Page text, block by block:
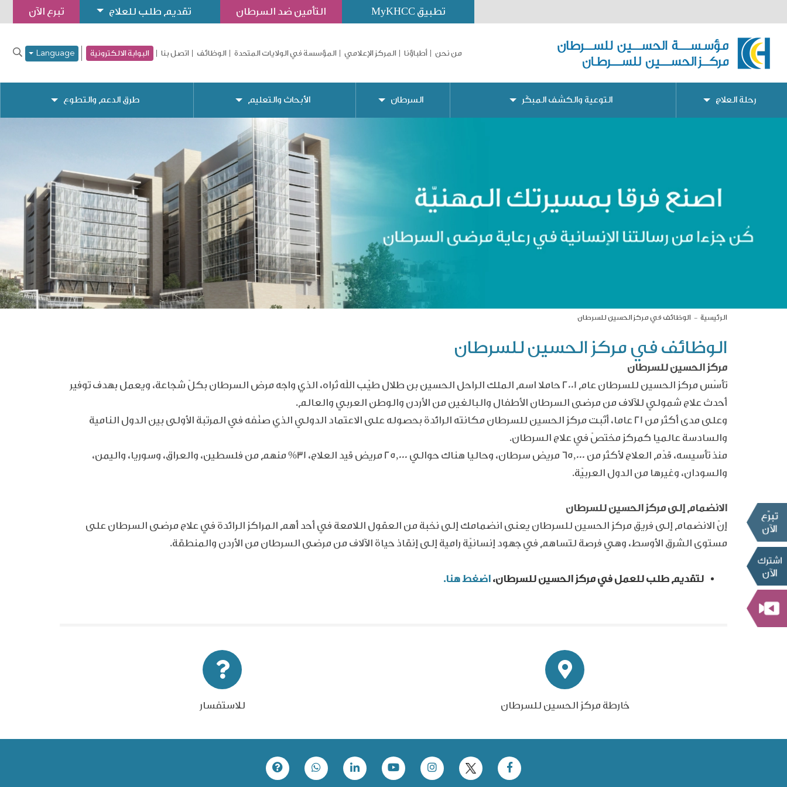
تبرع الآن تقديم طلب للعلاج التأمين ضد السرطان تطبيق MyKHCC
من نحن أطباؤنا المركز الإعلامي المؤسسة في الولايات المتحدة الوظائف اتصل بنا البوابة الالكترونية Language
رحلة العلاج التوعية والكشف المبكّر السرطان الأبحاث والتعليم طرق الدعم والتطوع
الرئيسية الوظائف في مركز الحسين للسرطان
الوظائف في مركز الحسين للسرطان
مركز الحسين للسرطان
تأسّس مركز الحسين للسرطان عام 2001 حاملا اسم الملك الراحل الحسين بن طلال طيّب الله ثراه، الذي واجه مرض السرطان بكلّ شجاعة، ويعمل بهدف توفير
أحدث علاج شمولي للآلاف من مرضى السرطان الأطفال والبالغين من الأردن والوطن العربي والعالم.
وعلى مدى أكثر من 21 عاما، أثبت مركز الحسين للسرطان مكانته الرائدة بحصوله على الاعتماد الدولي الذي صنّفه في المرتبة الأولى بين الدول النامية
والسادسة عالميا كمركز مختصّ في علاج السرطان.
منذ تأسيسه، قدّم العلاج لأكثر من 65,000 مريض سرطان، وحاليا هناك حوالي 25,000 مريض قيد العلاج، 31% منهم من فلسطين، والعراق، وسوريا، واليمن،
والسودان، وغيرها من الدول العربيّة.
الانضمام إلى مركز الحسين للسرطان
إنّ الانضمام إلى فريق مركز الحسين للسرطان يعنى انضمامك إلى نخبة من العقول اللامعة في أحد أهم المراكز الرائدة في علاج مرضى السرطان على
مستوى الشرق الأوسط، وهي فرصة لتساهم في جهود إنسانيّة رامية إلى إنقاذ حياة الآلاف من مرضى السرطان من الأردن والمنطقة.
لتقديم طلب للعمل في مركز الحسين للسرطان، اضغط هنا.
خارطة مركز الحسين للسرطان للاستفسار